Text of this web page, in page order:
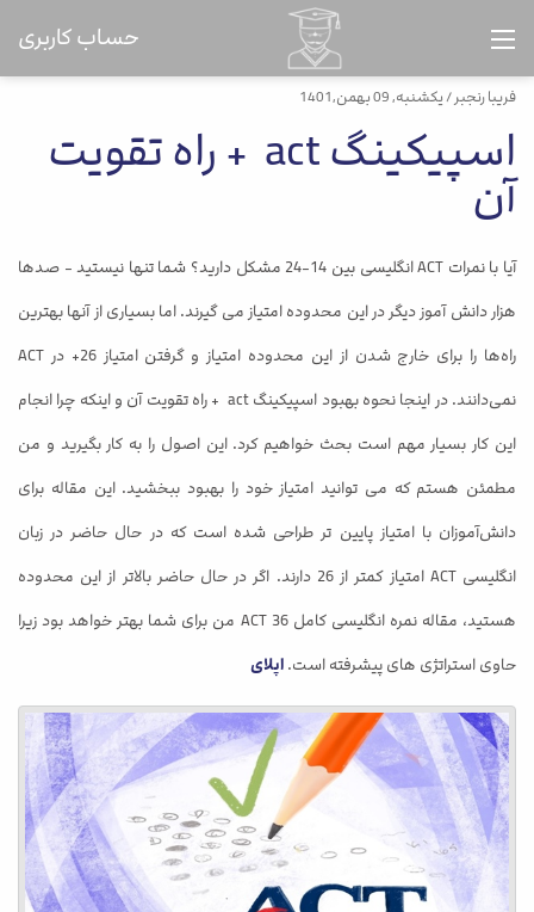
حساب کاربری
فریبا رنجبر / یکشنبه, 09 بهمن,1401
اسپیکینگ act + راه تقویت
آن
آیا با نمرات ACT انگلیسی بین 14-24 مشکل دارید؟ شما تنها نیستید - صدها
هزار دانش آموز دیگر در این محدوده امتیاز می گیرند. اما بسیاری از آنها بهترین
راه‌ها را برای خارج شدن از این محدوده امتیاز و گرفتن امتیاز 26+ در ACT
نمی‌دانند. در اینجا نحوه بهبود اسپیکینگ act + راه تقویت آن و اینکه چرا انجام
این کار بسیار مهم است بحث خواهیم کرد. این اصول را به کار بگیرید و من
مطمئن هستم که می توانید امتیاز خود را بهبود ببخشید. این مقاله برای
دانش‌آموزان با امتیاز پایین‌ تر طراحی شده است که در حال حاضر در زبان
انگلیسی ACT امتیاز کمتر از 26 دارند. اگر در حال حاضر بالاتر از این محدوده
هستید، مقاله نمره انگلیسی کامل 36 ACT من برای شما بهتر خواهد بود زیرا
حاوی استراتژی های پیشرفته است. اپلای